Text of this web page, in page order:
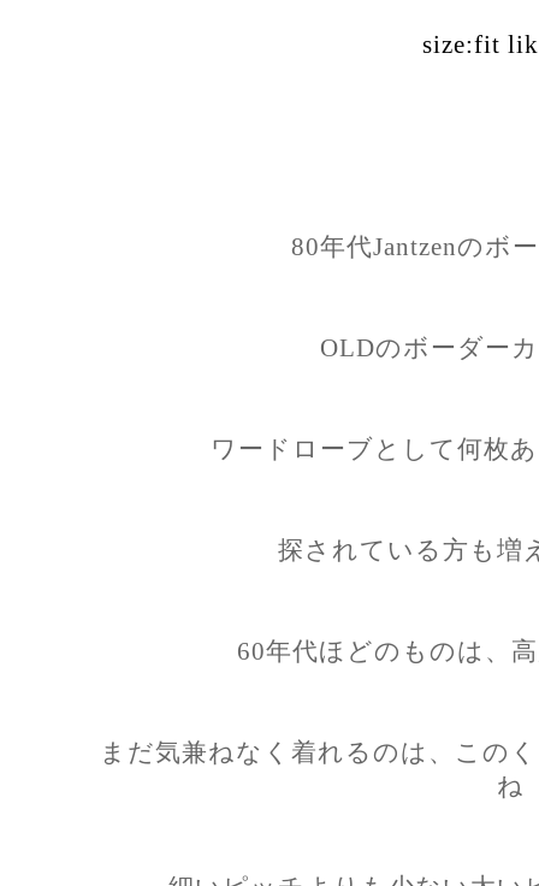
size:fit
80年代Jantzenのボ
OLDのボーダー
ワードローブとして何枚
探されている方も増
60年代ほどのものは、
まだ気兼ねなく着れるのは、この
ね